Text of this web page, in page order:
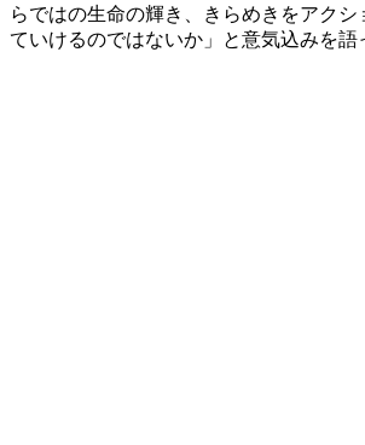
らではの生命の輝き、きらめきをアク
ていけるのではないか」と意気込みを語